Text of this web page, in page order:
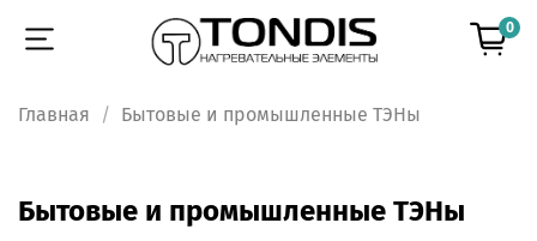
0
Главная Бытовые и промышленные ТЭНы
Бытовые и промышленные ТЭНы